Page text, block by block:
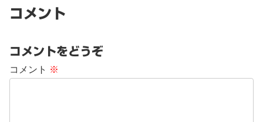
コメント
コメントをどうぞ
コメント ※